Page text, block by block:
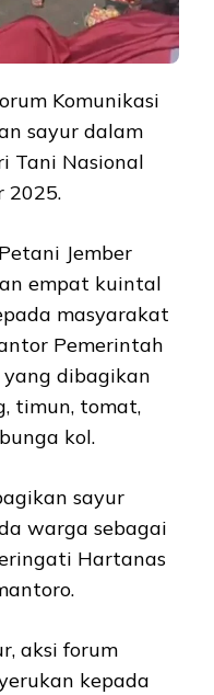
Komunikasi
sayur dalam
Tani Nasional
2025.
Jember
empat kuintal
masyarakat
Pemerintah
yang dibagikan
timun, tomat,
kol.
sayur
warga sebagai
Hartanas
aksi forum
kepada